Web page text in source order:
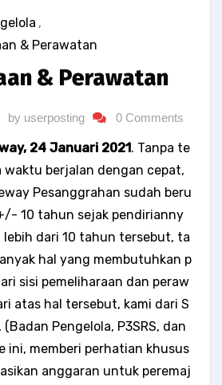
,
& Perawatan
& Perawatan
by userposting 0 Comments
24 Januari 2021. Tanpa te
waktu berjalan dengan cepat,
Pesanggrahan sudah beru
10 tahun sejak pendirianny
lebih dari 10 tahun tersebut, ta
hal yang membutuhkan p
sisi pemeliharaan dan peraw
atas hal tersebut, kami dari S
Pengelola, P3SRS, dan
ini, memberi perhatian khusus
anggaran untuk peremaj